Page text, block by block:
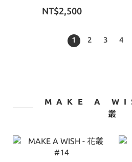
NT$2,500
1 2 3 4
MAKE A
叢